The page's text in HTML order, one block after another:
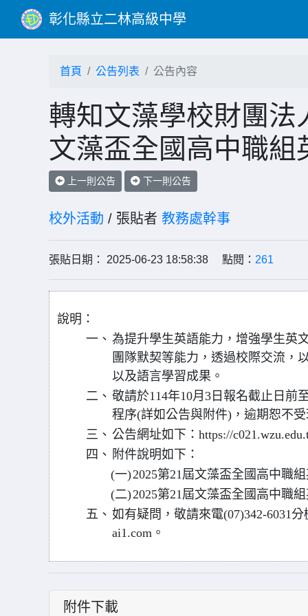
彰化縣立二林高級中學
首頁 公告列表 公告內容
轉知文藻學校財團法
文藻盃全國高中職組
上一則公告 下一則公告
校外活動 / 張貼者 教務處幹事
張貼日期： 2025-06-23 18:58:38 點閱： 261
說明：
一、 為提升學生英語能力，增強學生英
團隊默契等能力，透過校際交流，
以及語言學習成果。
二、 敬請於114年10月3日報名截止日前
程序(詳如公告與附件)，逾期恕不受
三、 公告網址如下：https://
四、 附件說明如下：
(一)2025第21屆文藻盃全國高中職
(二)2025第21屆文藻盃全國高中職
五、 如有疑問，敬請來電(07)342-6031
ai1.com。
附件下載